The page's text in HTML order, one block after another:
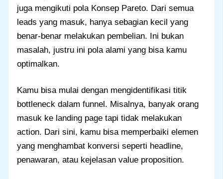
juga mengikuti pola Konsep Pareto. Dari semua
leads yang masuk, hanya sebagian kecil yang
benar-benar melakukan pembelian. Ini bukan
masalah, justru ini pola alami yang bisa kamu
optimalkan.
Kamu bisa mulai dengan mengidentifikasi titik
bottleneck dalam funnel. Misalnya, banyak orang
masuk ke landing page tapi tidak melakukan
action. Dari sini, kamu bisa memperbaiki elemen
yang menghambat konversi seperti headline,
penawaran, atau kejelasan value proposition.